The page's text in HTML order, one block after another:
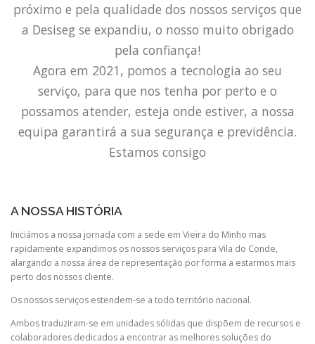
próximo e pela qualidade dos nossos serviços que
a Desiseg se expandiu, o nosso muito obrigado
pela confiança!
Agora em 2021, pomos a tecnologia ao seu
serviço, para que nos tenha por perto e o
possamos atender, esteja onde estiver, a nossa
equipa garantirá a sua segurança e previdência.
Estamos consigo
A NOSSA HISTÓRIA
Iniciámos a nossa jornada com a sede em Vieira do Minho mas
rapidamente expandimos os nossos serviços para Vila do Conde,
alargando a nossa área de representação por forma a estarmos mais
perto dos nossos cliente.
Os nossos serviços estendem-se a todo território nacional.
Ambos traduziram-se em unidades sólidas que dispõem de recursos e
colaboradores dedicados a encontrar as melhores soluções do